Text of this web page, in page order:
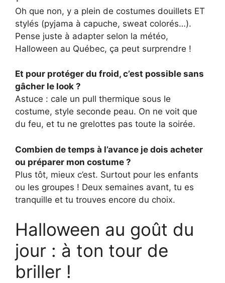
Oh que non, y a plein de costumes douillets ET
stylés (pyjama à capuche, sweat colorés…).
Pense juste à adapter selon la météo,
Halloween au Québec, ça peut surprendre !
Et pour protéger du froid, c’est possible sans
gâcher le look ?
Astuce : cale un pull thermique sous le
costume, style seconde peau. On ne voit que
du feu, et tu ne grelottes pas toute la soirée.
Combien de temps à l’avance je dois acheter
ou préparer mon costume ?
Plus tôt, mieux c’est. Surtout pour les enfants
ou les groupes ! Deux semaines avant, tu es
tranquille et tu trouves encore du choix.
Halloween au goût du
jour : à ton tour de
briller !